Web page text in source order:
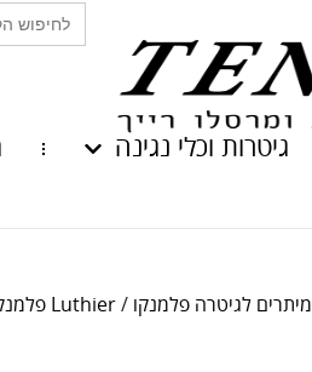
Search
for:
גיטרות וכלי נגינה
מיתרים לגיטרה פלמנקו / Luthier פלמנקו